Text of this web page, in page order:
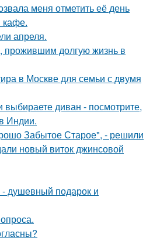
меня отметить её день
апреля.
прожившим долгую жизнь в
в Москве для семьи с двумя
выбираете диван - посмотрите,
Индии.
Забытое Старое", - решили
новый виток джинсовой
- душевный подарок и